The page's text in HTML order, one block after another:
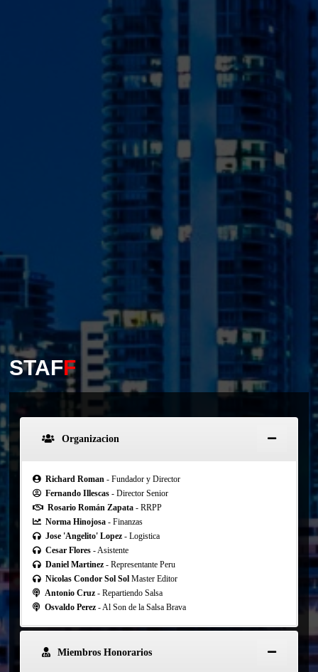
STAFF
Organizacion
Richard Roman- Fundador y Director
Fernando Illescas- Director Senior
Rosario Román Zapata - RRPP
Norma Hinojosa- Finanzas
Jose 'Angelito' Lopez- Logistica
Cesar Flores- Asistente
Daniel Martinez- Representante Peru
Nicolas Condor Sol SolMaster Editor
Antonio Cruz- Repartiendo Salsa
Osvaldo Perez - Al Son de la Salsa Brava
Miembros Honorarios